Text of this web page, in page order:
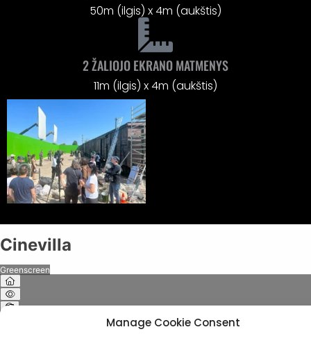
Manage Cookie Consent
50m (ilgis) x 4m (aukštis)
2 ŽALIOJO EKRANO MATMENYS
11m (ilgis) x 4m (aukštis)